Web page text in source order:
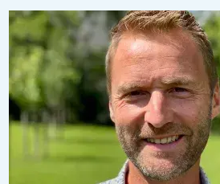
Photo